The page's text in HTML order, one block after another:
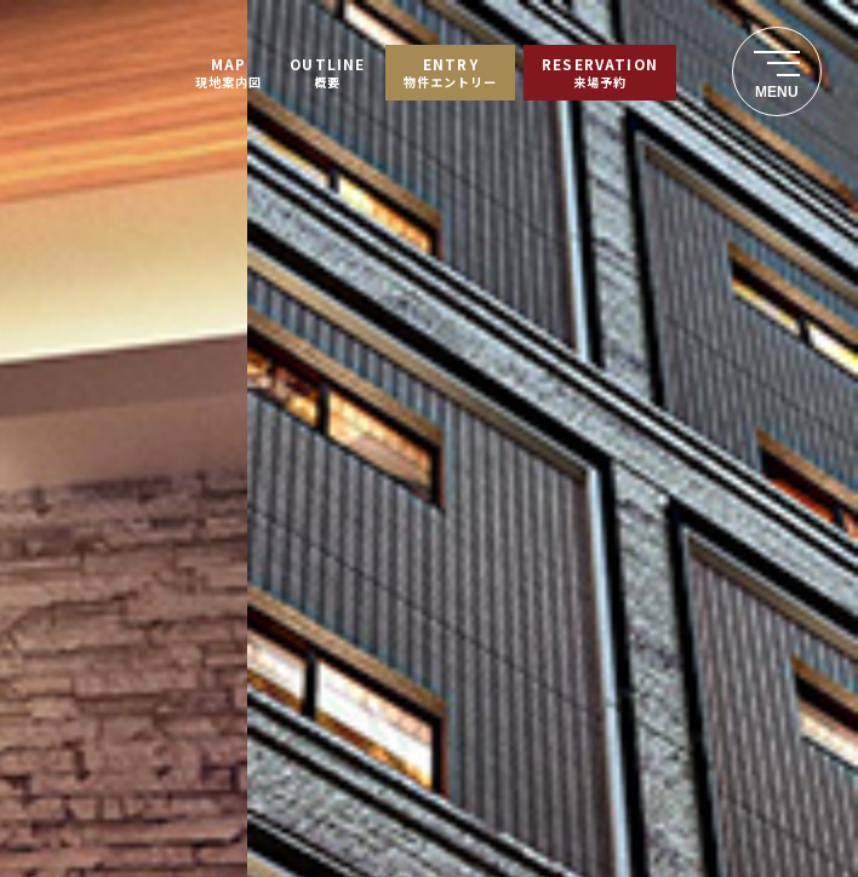
MAP
現地案内図
OUTLINE
概要
ENTRY
物件エントリー
RESERVATION
来場予約
MENU